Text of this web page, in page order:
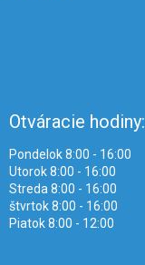
Otváracie hodiny:
Pondelok 8:00 - 16:00
Utorok 8:00 - 16:00
Streda 8:00 - 16:00
štvrtok 8:00 - 16:00
Piatok 8:00 - 12:00